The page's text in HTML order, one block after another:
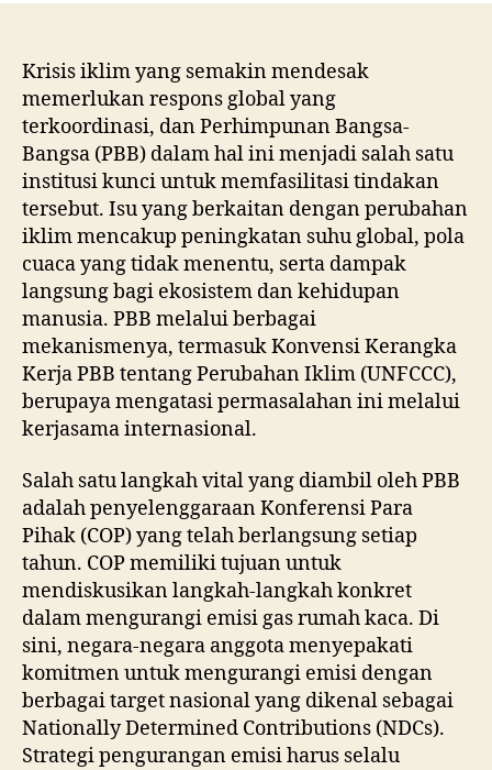
Krisis iklim yang semakin mendesak
memerlukan respons global yang
terkoordinasi, dan Perhimpunan Bangsa-
Bangsa (PBB) dalam hal ini menjadi salah satu
institusi kunci untuk memfasilitasi tindakan
tersebut. Isu yang berkaitan dengan perubahan
iklim mencakup peningkatan suhu global, pola
cuaca yang tidak menentu, serta dampak
langsung bagi ekosistem dan kehidupan
manusia. PBB melalui berbagai
mekanismenya, termasuk Konvensi Kerangka
Kerja PBB tentang Perubahan Iklim (UNFCCC),
berupaya mengatasi permasalahan ini melalui
kerjasama internasional.
Salah satu langkah vital yang diambil oleh PBB
adalah penyelenggaraan Konferensi Para
Pihak (COP) yang telah berlangsung setiap
tahun. COP memiliki tujuan untuk
mendiskusikan langkah-langkah konkret
dalam mengurangi emisi gas rumah kaca. Di
sini, negara-negara anggota menyepakati
komitmen untuk mengurangi emisi dengan
berbagai target nasional yang dikenal sebagai
Nationally Determined Contributions (NDCs).
Strategi pengurangan emisi harus selalu